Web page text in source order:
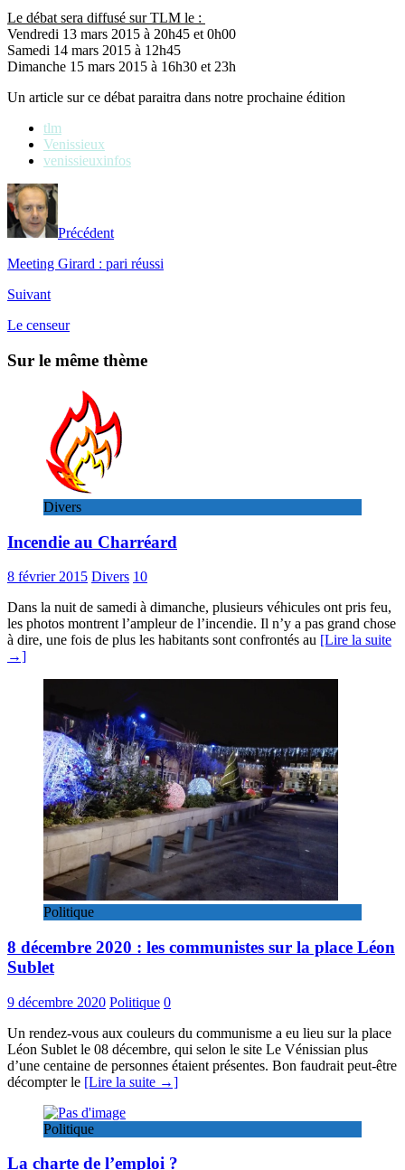
Le débat sera diffusé sur TLM le :
Vendredi 13 mars 2015 à 20h45 et 0h00
Samedi 14 mars 2015 à 12h45
Dimanche 15 mars 2015 à 16h30 et 23h
Un article sur ce débat paraitra dans notre prochaine édition
tlm
Venissieux
venissieuxinfos
Précédent
Meeting Girard : pari réussi
Suivant
Le censeur
Sur le même thème
Divers
Incendie au Charréard
8 février 2015 Divers 10
Dans la nuit de samedi à dimanche, plusieurs véhicules ont pris feu,
les photos montrent l’ampleur de l’incendie. Il n’y a pas grand chose
à dire, une fois de plus les habitants sont confrontés au [Lire la suite
→]
Politique
8 décembre 2020 : les communistes sur la place Léon
Sublet
9 décembre 2020 Politique 0
Un rendez-vous aux couleurs du communisme a eu lieu sur la place
Léon Sublet le 08 décembre, qui selon le site Le Vénissian plus
d’une centaine de personnes étaient présentes. Bon faudrait peut-être
décompter le [Lire la suite →]
Politique
La charte de l’emploi ?